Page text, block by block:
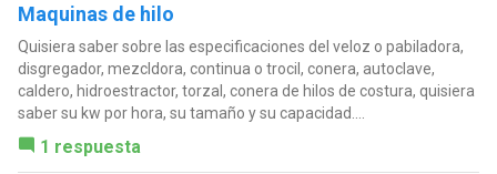
Maquinas de hilo
Quisiera saber sobre las especificaciones del veloz o pabiladora,
disgregador, mezcldora, continua o trocil, conera, autoclave,
caldero, hidroestractor, torzal, conera de hilos de costura, quisiera
saber su kw por hora, su tamaño y su capacidad....
1 respuesta